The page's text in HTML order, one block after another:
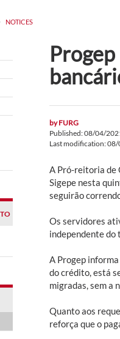
NOTICES
byFURG
Published: 08/04/
Last modification:
A Pró-reitoria de
Sigepe nesta
seguirão
Os servidores
independente do
A Progep
do crédito, está
migradas, sem a
Quanto aos
reforça que o